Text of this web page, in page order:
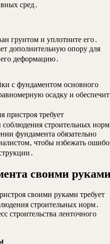
сред․
грунтом и уплотните его․
дополнительную опору для
деформацию․
с фундаментом основного
осадку и обеспечит
пристроя требует
строительных
фундамента обязательно
чтобы избежать
своими
своими руками требует
строительных норм․
строительства ленточного